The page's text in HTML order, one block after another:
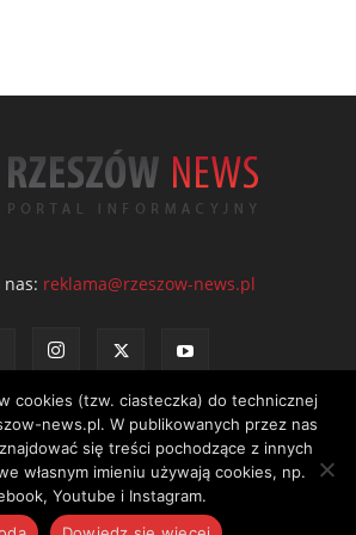
reklama@rzeszow-news.pl
prywatności Regulamin portalu
portalu Rzeszów News. Wszystkie prawa
cookies (tzw. ciasteczka) do technicznej
news.pl. W publikowanych przez nas
się treści pochodzące z innych
własnym imieniu używają cookies, np.
Youtube i Instagram.